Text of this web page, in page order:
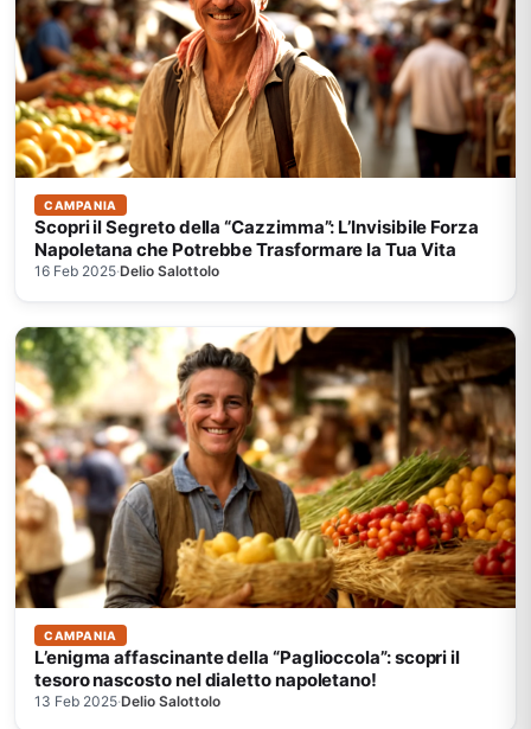
CAMPANIA
Scopri il Segreto della “Cazzimma”: L’Invisibile Forza
Napoletana che Potrebbe Trasformare la Tua Vita
16 Feb 2025·Delio Salottolo
CAMPANIA
L’enigma affascinante della “Paglioccola”: scopri il
tesoro nascosto nel dialetto napoletano!
13 Feb 2025·Delio Salottolo